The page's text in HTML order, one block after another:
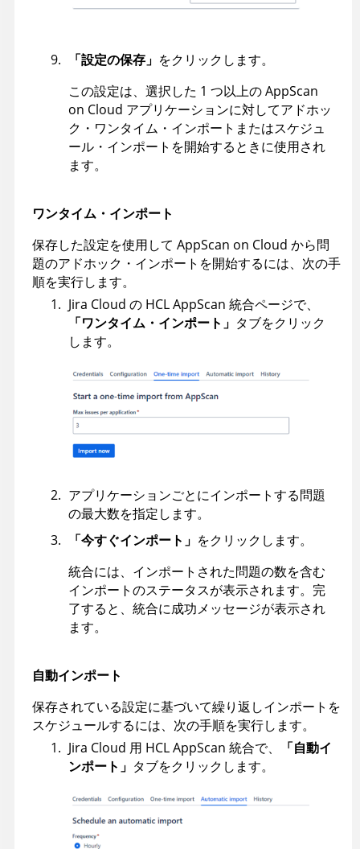
「設定の保存」 をクリックします。
この設定は、選択した 1 つ以上のAppScan
on Cloud アプリケーションに対してアドホッ
ク・ワンタイム・インポートまたはスケジュ
ール・インポートを開始するときに使用され
ます。
ワンタイム・インポート
保存した設定を使用して AppScan on Cloud から問
題のアドホック・インポートを開始するには、次の手
順を実行します。
Jira Cloud の HCLAppScan 統合ページで、
「ワンタイム・インポート」 タブをクリック
します。
アプリケーションごとにインポートする問題
の最大数を指定します。
「今すぐインポート」 をクリックします。
統合には、インポートされた問題の数を含む
インポートのステータスが表示されます。完
了すると、統合に成功メッセージが表示され
ます。
自動インポート
保存されている設定に基づいて繰り返しインポートを
スケジュールするには、次の手順を実行します。
Jira Cloud 用 HCLAppScan 統合で、
「自動イ
ンポート」 タブをクリックします。